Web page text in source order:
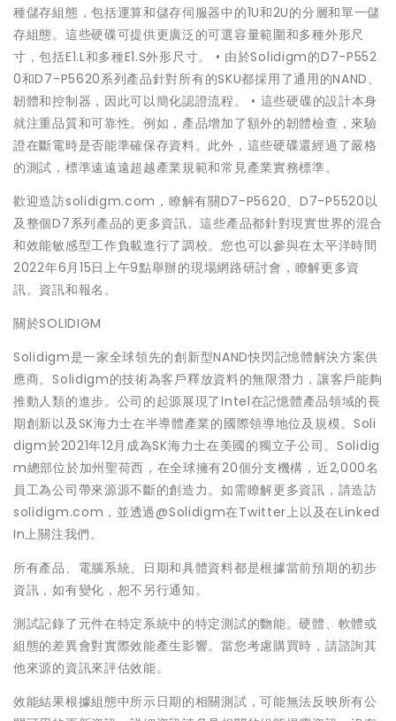
種儲存組態，包括運算和儲存伺服器中的1U和2U的分層和單一儲
存組態。這些硬碟可提供更廣泛的可選容量範圍和多種外形尺
寸，包括E1.L和多種E1.S外形尺寸。 • 由於Solidigm的D7-P552
0和D7-P5620系列產品針對所有的SKU都採用了通用的NAND、
韌體和控制器，因此可以簡化認證流程。 • 這些硬碟的設計本身
就注重品質和可靠性。例如，產品增加了額外的韌體檢查，來驗
證在斷電時是否能準確保存資料。此外，這些硬碟還經過了嚴格
的測試，標準遠遠遠超越產業規範和常見產業實務標準。
歡迎造訪solidigm.com，瞭解有關D7-P5620、D7-P5520以
及整個D7系列產品的更多資訊。這些產品都針對現實世界的混合
和效能敏感型工作負載進行了調校。您也可以參與在太平洋時間
2022年6月15日上午9點舉辦的現場網路研討會，瞭解更多資
訊。資訊和報名。
關於SOLIDIGM
Solidigm是一家全球領先的創新型NAND快閃記憶體解決方案供
應商。Solidigm的技術為客戶釋放資料的無限潛力，讓客戶能夠
推動人類的進步。公司的起源展現了Intel在記憶體產品領域的長
期創新以及SK海力士在半導體產業的國際領導地位及規模。Soli
digm於2021年12月成為SK海力士在美國的獨立子公司。Solidig
m總部位於加州聖荷西，在全球擁有20個分支機構，近2,000名
員工為公司帶來源源不斷的創造力。如需瞭解更多資訊，請造訪
solidigm.com，並透過@Solidigm在Twitter上以及在Linked
In上關注我們。
所有產品、電腦系統、日期和具體資料都是根據當前預期的初步
資訊，如有變化，恕不另行通知。
測試記錄了元件在特定系統中的特定測試的覅能。硬體、軟體或
組態的差異會對實際效能產生影響。當您考慮購買時，請諮詢其
他來源的資訊來評估效能。
效能結果根據組態中所示日期的相關測試，可能無法反映所有公